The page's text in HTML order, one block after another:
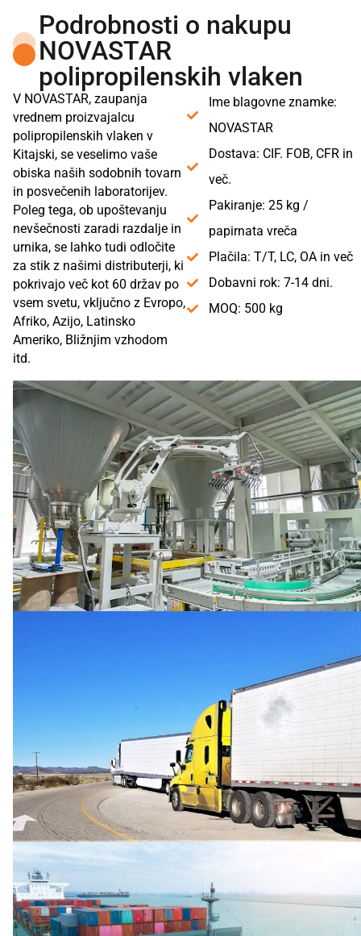
Podrobnosti o nakupu
NOVASTAR
polipropilenskih vlaken
V NOVASTAR, zaupanja
vrednem proizvajalcu
polipropilenskih vlaken v
Kitajski, se veselimo vaše
obiska naših sodobnih tovarn
in posvečenih laboratorijev.
Poleg tega, ob upoštevanju
nevšečnosti zaradi razdalje in
urnika, se lahko tudi odločite
za stik z našimi distributerji, ki
pokrivajo več kot 60 držav po
vsem svetu, vključno z Evropo,
Afriko, Azijo, Latinsko
Ameriko, Bližnjim vzhodom
itd.
Ime blagovne znamke:
NOVASTAR
Dostava: CIF. FOB, CFR in
več.
Pakiranje: 25 kg /
papirnata vreča
Plačila: T/T, LC, OA in več
Dobavni rok: 7-14 dni.
MOQ: 500 kg